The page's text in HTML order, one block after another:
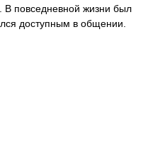
В повседневной жизни был
доступным в общении.